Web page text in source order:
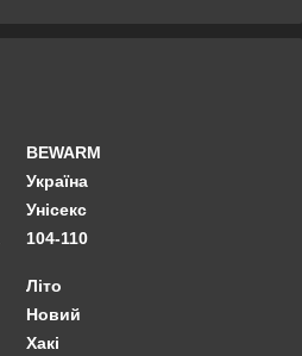
BEWARM
Україна
Унісекс
104-110
Літо
Новий
Хакі